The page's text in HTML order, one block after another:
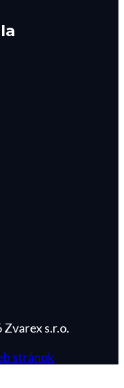
s.r.o.
stránok